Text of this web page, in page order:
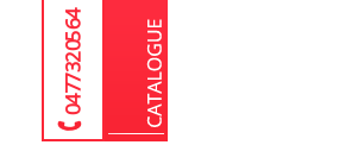
04 77 32 05 64